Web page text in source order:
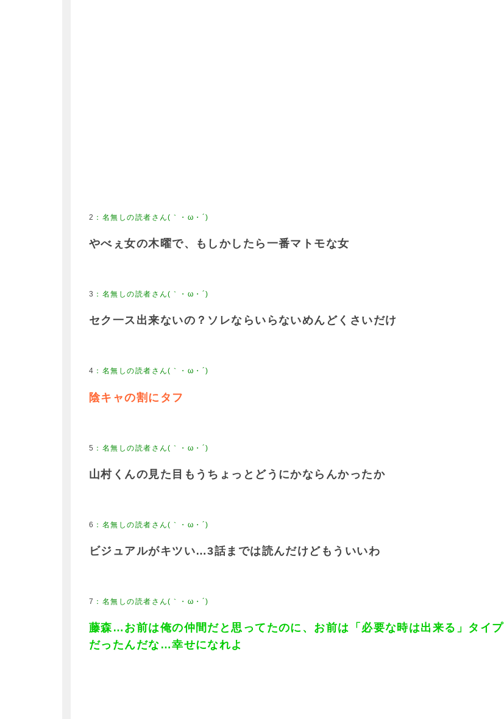
2 ： 名無しの読者さん(｀・ω・´)
やべぇ女の木曜で、もしかしたら一番マトモな女
3 ： 名無しの読者さん(｀・ω・´)
セク一ス出来ないの？ソレならいらないめんどくさいだけ
4 ： 名無しの読者さん(｀・ω・´)
陰キャの割にタフ
5 ： 名無しの読者さん(｀・ω・´)
山村くんの見た目もうちょっとどうにかならんかったか
6 ： 名無しの読者さん(｀・ω・´)
ビジュアルがキツい…3話までは読んだけどもういいわ
7 ： 名無しの読者さん(｀・ω・´)
藤森…お前は俺の仲間だと思ってたのに、お前は「必要な時は出来る」タイプ
だったんだな…幸せになれよ